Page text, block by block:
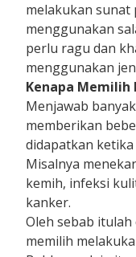
melakukan sunat
menggunakan
perlu ragu dan
menggunakan
Kenapa Memilih
Menjawab
memberikan
didapatkan
Misalnya
kemih, infeksi
kanker.
Oleh sebab
memilih